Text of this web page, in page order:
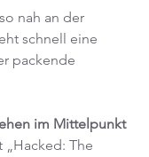
nah an der
schnell eine
packende
im Mittelpunkt
„Hacked: The